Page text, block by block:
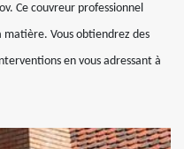
Ce couvreur professionnel
matière. Vous obtiendrez des
en vous adressant à